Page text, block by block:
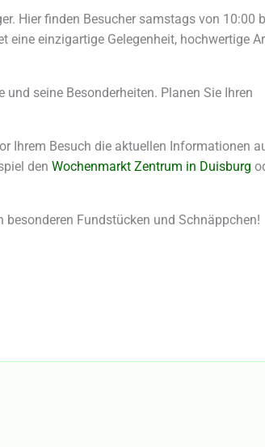
Hier finden Besucher samstags von 10:00
einzigartige Gelegenheit, hochwertige
seine Besonderheiten. Planen Sie Ihren
Ihrem Besuch die aktuellen Informationen
den Wochenmarkt Zentrum in Duisburg
Fundstücken und Schnäppchen!